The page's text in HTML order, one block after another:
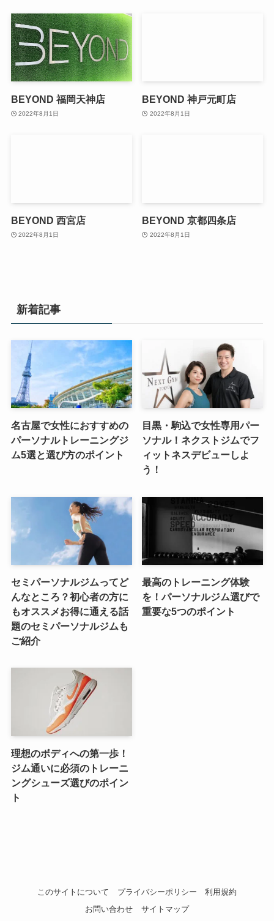
BEYOND 福岡天神店
2022年8月1日
BEYOND 神戸元町店
2022年8月1日
BEYOND 西宮店
2022年8月1日
BEYOND 京都四条店
2022年8月1日
新着記事
名古屋で女性におすすめの
パーソナルトレーニングジ
ム5選と選び方のポイント
目黒・駒込で女性専用パー
ソナル！ネクストジムでフ
ィットネスデビューしよ
う！
セミパーソナルジムってど
んなところ？初心者の方に
もオススメお得に通える話
題のセミパーソナルジムも
ご紹介
最高のトレーニング体験
を！パーソナルジム選びで
重要な5つのポイント
理想のボディへの第一歩！
ジム通いに必須のトレーニ
ングシューズ選びのポイン
ト
このサイトについて プライバシーポリシー
利用規約
お問い合わせ
サイトマップ